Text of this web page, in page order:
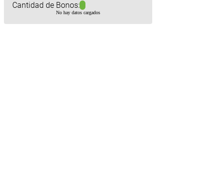
Cantidad de Bonos:
No hay datos cargados